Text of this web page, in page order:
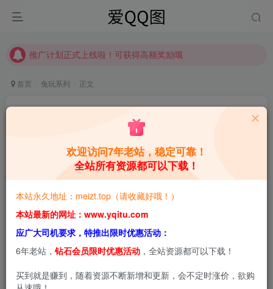
【请收藏】本站永久地址是 https://www.meizt.top
【请收藏】本站永久地址是 https://www.meizt.top
首页 兔玩系列 正文
4年前更新
本站预览图进行了压缩和水印，原图无压缩，无本站水
欢迎访问7年老站，稳定可靠！
全站所有资源都可以下载！
本站永久地址：meizt.top（请收藏好哦！）
本站最新的网址：www.yqitu.com
应广大司机要求，特推出限时优惠活动：
6年老站， 钻石会员限时优惠活动 ，全站资源都可以下载！
买到就是赚到，随着资源不断新增和更新，会不定时涨价，欲购